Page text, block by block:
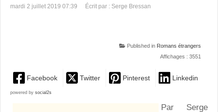
mardi 2 juillet 2019 07:39 Écrit par : Serge Bressan
Published in Romans étrangers
Affichages : 3551
Facebook Twitter Pinterest Linkedin
powered by social2s
Par Serge